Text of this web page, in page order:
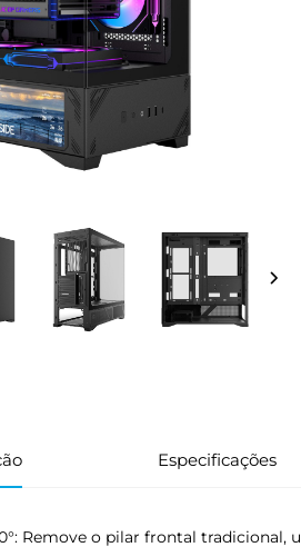
Especificações
Remove o pilar frontal